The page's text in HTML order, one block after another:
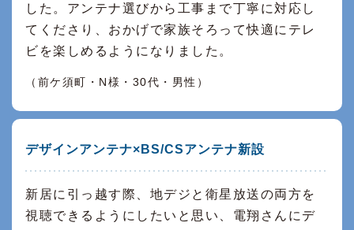
した。アンテナ選びから工事まで丁寧に対応し
てくださり、おかげで家族そろって快適にテレ
ビを楽しめるようになりました。
（前ケ須町・N様・30代・男性）
デザインアンテナ×BS/CSアンテナ新設
新居に引っ越す際、地デジと衛星放送の両方を
視聴できるようにしたいと思い、電翔さんにデ